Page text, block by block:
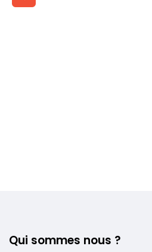
Qui sommes nous ?